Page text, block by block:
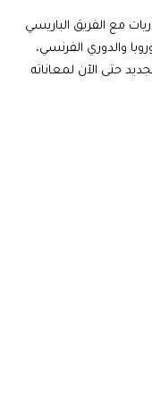
مع الفريق الباريسي
والدوري الفرنسي،
حتى الآن لمعاناته